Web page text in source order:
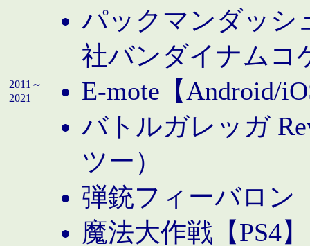
2011～
2021
パックマンダッシ
社バンダイナムコ
E-mote【Android/
バトルガレッガ
ツー）
弾銃フィーバロン
魔法大作戦【PS4